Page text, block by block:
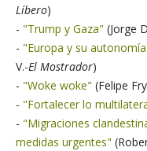
Líbero)
- "Trump y Gaza" (Jorge
- "Europa y su
V.-El Mostrador)
- "Woke woke" (Felipe
- "Fortalecer lo
- "Migraciones
medidas urgentes"